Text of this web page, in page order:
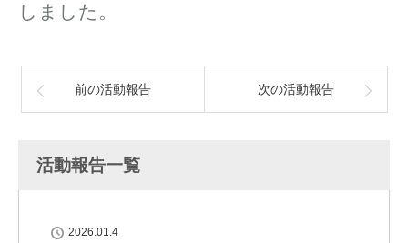
しました。
前の活動報告 次の活動報告
活動報告一覧
2026.01.4